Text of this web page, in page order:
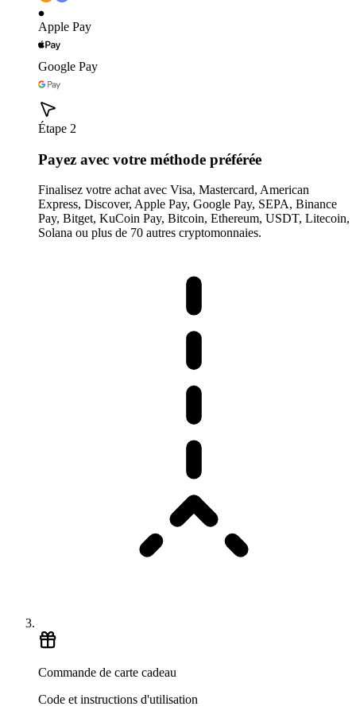
Apple Pay
Google Pay
Étape 2
Payez avec votre méthode préférée
Finalisez votre achat avec Visa, Mastercard, American
Express, Discover, Apple Pay, Google Pay, SEPA, Binance
Pay, Bitget, KuCoin Pay, Bitcoin, Ethereum, USDT, Litecoin,
Solana ou plus de 70 autres cryptomonnaies.
Commande de carte cadeau
Code et instructions d'utilisation